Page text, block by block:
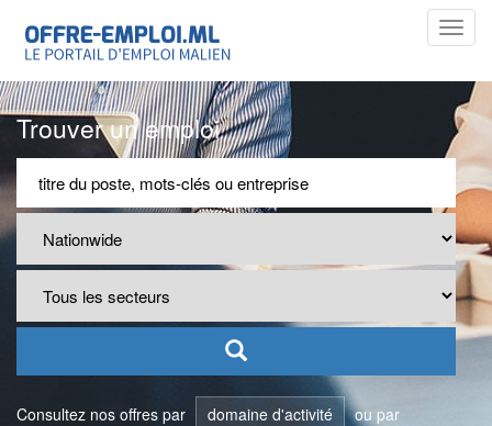
Trouver un emploi
Consultez nos offres par domaine d'activité
ou par